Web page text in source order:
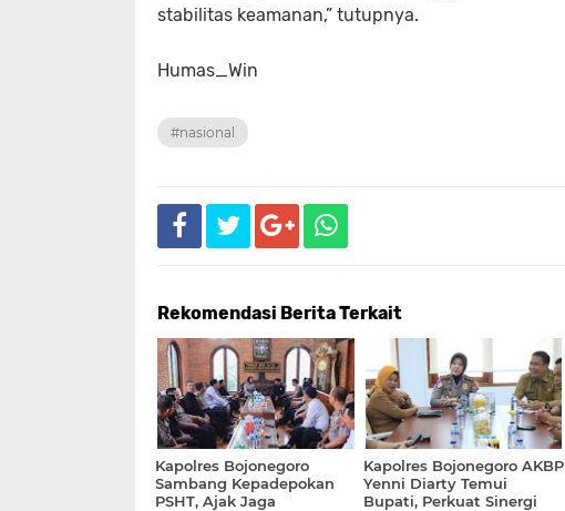
stabilitas keamanan,” tutupnya.
Humas_Win
#nasional
Rekomendasi Berita Terkait
Kapolres Bojonegoro
Sambang Kepadepokan
PSHT, Ajak Jaga
Kapolres Bojonegoro AKBP
Yenni Diarty Temui
Bupati, Perkuat Sinergi